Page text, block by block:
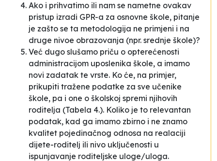
Ako i prihvatimo ili nam se nametne ovakav
pristup izradi GPR-a za osnovne škole, pitanje
je zašto se ta metodologija ne primjeni i na
druge nivoe obrazovanja (npr. srednje škole)?
Već dugo slušamo priču o opterećenosti
administracijom uposlenika škole, a imamo
novi zadatak te vrste. Ko će, na primjer,
prikupiti tražene podatke za sve učenike
škole, pa i one o školskoj spremi njihovih
roditelja (Tabela 4.). Koliko je to relevantan
podatak, kad ga imamo zbirno i ne znamo
kvalitet pojedinačnog odnosa na realaciji
dijete-roditelj ili nivo uključenosti u
ispunjavanje roditeljske uloge/uloga.